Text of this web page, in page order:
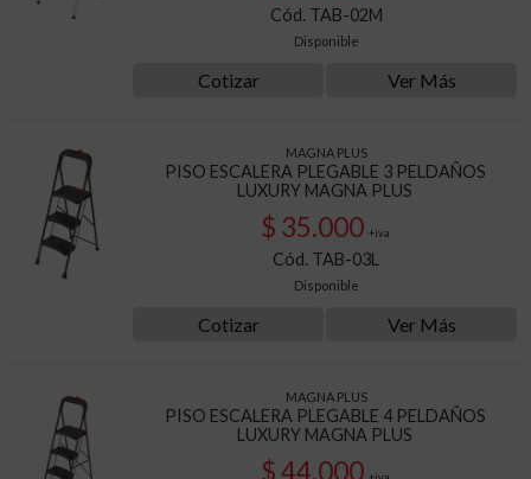
Cód. TAB-02M
Disponible
Cotizar Ver Más
MAGNA PLUS
PISO ESCALERA PLEGABLE 3 PELDAÑOS
LUXURY MAGNA PLUS
$ 35.000 +iva
Cód. TAB-03L
Disponible
Cotizar Ver Más
MAGNA PLUS
PISO ESCALERA PLEGABLE 4 PELDAÑOS
LUXURY MAGNA PLUS
$ 44.000